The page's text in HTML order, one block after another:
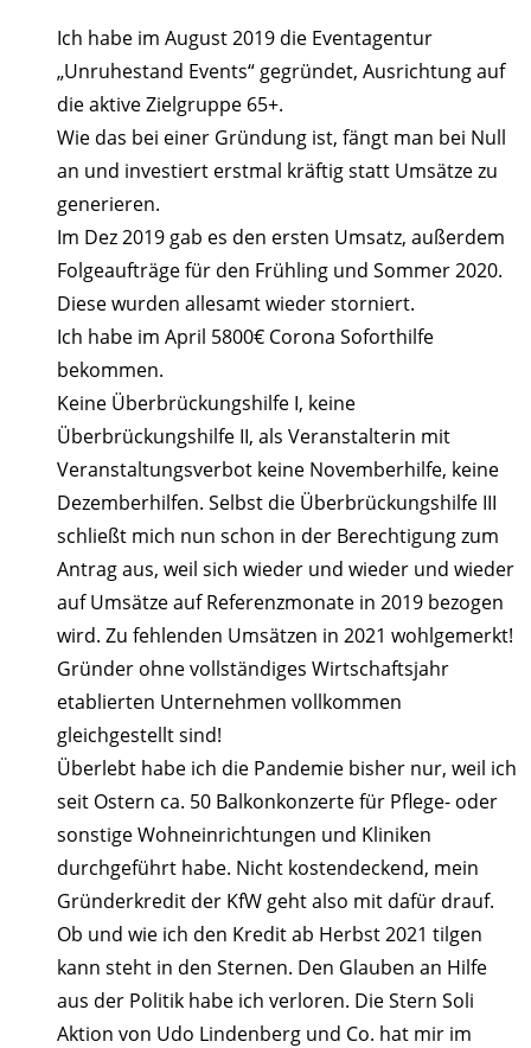
Ich habe im August 2019 die Eventagentur
„Unruhestand Events“ gegründet, Ausrichtung auf
die aktive Zielgruppe 65+.
Wie das bei einer Gründung ist, fängt man bei Null
an und investiert erstmal kräftig statt Umsätze zu
generieren.
Im Dez 2019 gab es den ersten Umsatz, außerdem
Folgeaufträge für den Frühling und Sommer 2020.
Diese wurden allesamt wieder storniert.
Ich habe im April 5800€ Corona Soforthilfe
bekommen.
Keine Überbrückungshilfe I, keine
Überbrückungshilfe II, als Veranstalterin mit
Veranstaltungsverbot keine Novemberhilfe, keine
Dezemberhilfen. Selbst die Überbrückungshilfe III
schließt mich nun schon in der Berechtigung zum
Antrag aus, weil sich wieder und wieder und wieder
auf Umsätze auf Referenzmonate in 2019 bezogen
wird. Zu fehlenden Umsätzen in 2021 wohlgemerkt!
Gründer ohne vollständiges Wirtschaftsjahr
etablierten Unternehmen vollkommen
gleichgestellt sind!
Überlebt habe ich die Pandemie bisher nur, weil ich
seit Ostern ca. 50 Balkonkonzerte für Pflege- oder
sonstige Wohneinrichtungen und Kliniken
durchgeführt habe. Nicht kostendeckend, mein
Gründerkredit der KfW geht also mit dafür drauf.
Ob und wie ich den Kredit ab Herbst 2021 tilgen
kann steht in den Sternen. Den Glauben an Hilfe
aus der Politik habe ich verloren. Die Stern Soli
Aktion von Udo Lindenberg und Co. hat mir im